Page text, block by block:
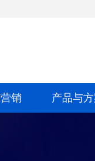
销 产品与